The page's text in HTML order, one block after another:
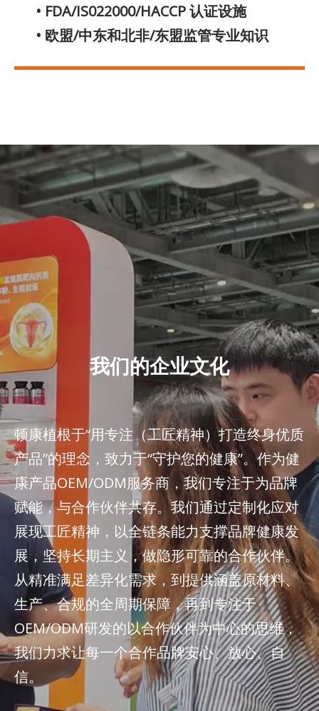
• FDA/IS022000/HACCP 认证设施
• 欧盟/中东和北非/东盟监管专业知识
我们的企业文化
顿康植根于“用专注（工匠精神）打造终身优质
产品”的理念，致力于“守护您的健康”。作为健
康产品OEM/ODM服务商，我们专注于为品牌
赋能，与合作伙伴共存。我们通过定制化应对
展现工匠精神，以全链条能力支撑品牌健康发
展，坚持长期主义，做隐形可靠的合作伙伴。
从精准满足差异化需求，到提供涵盖原材料、
生产、合规的全周期保障，再到专注于
OEM/ODM研发的以合作伙伴为中心的思维，
我们力求让每一个合作品牌安心、放心、自
信。